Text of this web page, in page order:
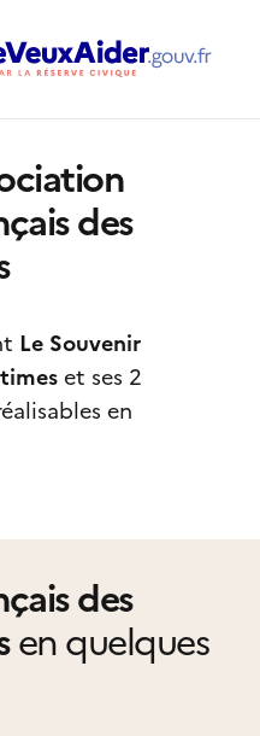
des
Le Souvenir
et ses 2
en
des
en quelques